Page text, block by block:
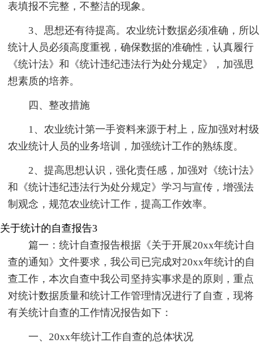
表填报不完整，不整洁的现象。
3、思想还有待提高。农业统计数据必须准确，所以
统计人员必须高度重视，确保数据的准确性，认真履行
《统计法》和《统计违纪违法行为处分规定》，加强思
想素质的培养。
四、整改措施
1、农业统计第一手资料来源于村上，应加强对村级
农业统计人员的业务培训，加强统计工作的熟练度。
2、提高思想认识，强化责任感，加强对《统计法》
和《统计违纪违法行为处分规定》学习与宣传，增强法
制观念，规范农业统计工作，提高工作效率。
关于统计的自查报告3
篇一：统计自查报告根据《关于开展20xx年统计自
查的通知》文件要求，我公司已完成对20xx年统计的自
查工作，本次自查中我公司坚持实事求是的原则，重点
对统计数据质量和统计工作管理情况进行了自查，现将
有关统计自查的工作情况报告如下：
一、20xx年统计工作自查的总体状况